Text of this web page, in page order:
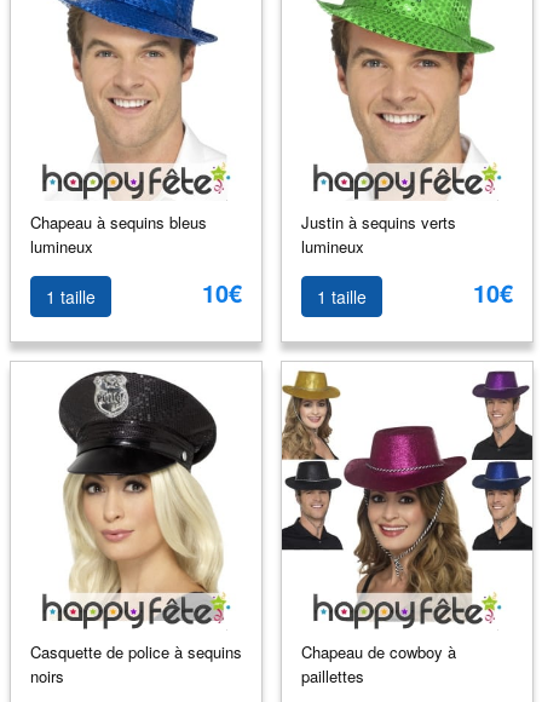
Chapeau à sequins bleus
lumineux
1 taille 10€
Justin à sequins verts
lumineux
1 taille 10€
Casquette de police à sequins
noirs
Chapeau de cowboy à
paillettes